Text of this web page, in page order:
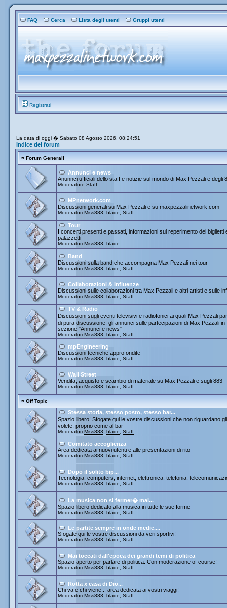
FAQ Cerca Lista degli utenti Gruppi utenti
Registrati
La data di oggi � Sabato 08 Agosto 2026, 08:24:51
Indice del forum
¤ Forum Generali
Annunci e news
Anunnci ufficiali dello staff e notizie sul mondo di Max Pezzali e degli
Moderatore Staff
MPnetwork.com
Discussioni generali su Max Pezzali e su maxpezzalinetwork.com
Moderatori Miss883 blade Staff
Tour
I concerti presenti e passati, informazioni sul reperimento dei
palazzetti
Moderatori Miss883 blade
Band
Discussioni sulla band che accompagna Max Pezzali nei tour
Moderatori Miss883 blade Staff
Collaborazioni & Influenze
Discussioni sulle collaborazioni tra Max Pezzali e altri artisti e sulle
Moderatori Miss883 blade Staff
TV & Radio
Discussioni sugli eventi televisivi e radiofonici ai quali Max Pezzali
di pura discussione, gli annunci sulle partecipazioni di Max Pezzali
sezione "Annunci e news"
Moderatori Miss883 blade Staff
mpEngineering
Discussioni tecniche approfondite
Moderatori Miss883 blade Staff
Wall Street
Vendita, acquisto e scambio di materiale su Max Pezzali e sugli 883
Moderatori Miss883 blade Staff
¤ Off Topic
Stessa storia, stesso posto, stesso bar...
Spazio libero! Sfogate qui le vostre discussioni che non riguardano
volete, proprio come al bar
Moderatori Miss883 blade Staff
Comitato accoglienza
Area dedicata ai nuovi utenti e alle presentazioni di rito
Moderatori Miss883 blade Staff
Dopo il solito bip...
Tecnologia, computers, internet, elettronica, telefonia,
Moderatori Miss883 blade Staff
La musica non si fermer� mai...
Spazio libero dedicato alla musica in tutte le sue forme
Moderatori Miss883 blade Staff
Le partite sempre in onde medie....
Sfogate qui le vostre discussioni da veri sportivi!
Moderatori Miss883 blade Staff
Mai toccati dall'epoca dei grandi temi di politica
Spazio aperto per parlare di politica. Con moderazione of course!
Moderatori Miss883 blade Staff
Rotta x casa di Dio...
Chi va e chi viene... area dedicata ai vostri viaggi!
Moderatori Miss883 blade Staff